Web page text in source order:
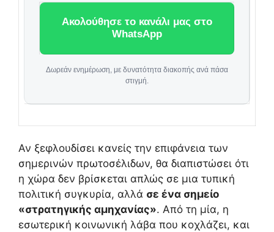
Ακολούθησε το κανάλι μας στο
WhatsApp
Δωρεάν ενημέρωση, με δυνατότητα διακοπής ανά πάσα
στιγμή.
Αν ξεφλουδίσει κανείς την επιφάνεια των
σημερινών πρωτοσέλιδων, θα διαπιστώσει ότι
η χώρα δεν βρίσκεται απλώς σε μια τυπική
πολιτική συγκυρία, αλλά σε ένα σημείο
«στρατηγικής αμηχανίας». Από τη μία, η
εσωτερική κοινωνική λάβα που κοχλάζει, και